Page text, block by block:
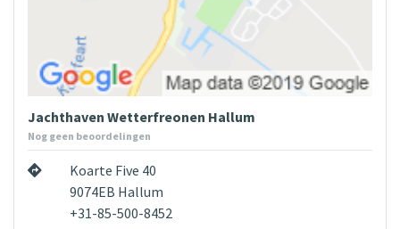
Jachthaven Wetterfreonen Hallum
Nog geen beoordelingen
Koarte Five 40
9074EB Hallum
+31-85-500-8452